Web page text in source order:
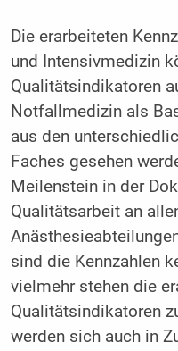
Die erarbeiteten
und Intensivmedizin
Qualitätsindikatoren
Notfallmedizin als
aus den
Faches gesehen
Meilenstein in der
Qualitätsarbeit an
sind die Kennzahlen
vielmehr stehen die
Qualitätsindikatoren
werden sich auch in